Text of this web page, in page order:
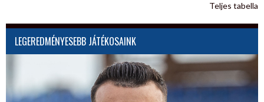
Teljes tabella
LEGEREDMÉNYESEBB JÁTÉKOSAINK